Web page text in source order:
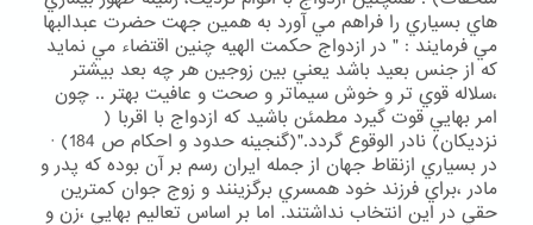
هاي بسياري را فراهم مي آورد به همين جهت حضرت عبدالبها
مي فرمايند : " در ازدواج حكمت الهيه چنين اقتضاء مي نمايد
كه از جنس بعيد باشد يعني بين زوجين هر چه بعد بيشتر
،سلاله قوي تر و خوش سيماتر و صحت و عافيت بهتر .. چون
امر بهايي قوت گيرد مطمئن باشيد كه ازدواج با اقربا (
نزديكان) نادر الوقوع گردد."(گنجينه حدود و احكام ص 184) ·
در بسياري ازنقاط جهان از جمله ايران رسم بر آن بوده كه پدر و
مادر ،براي فرزند خود همسري برگزينند و زوج جوان كمترين
حقي در اين انتخاب نداشتند. اما بر اساس تعاليم بهايي ،زن و